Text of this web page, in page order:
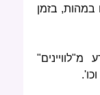
במהות, בזמן